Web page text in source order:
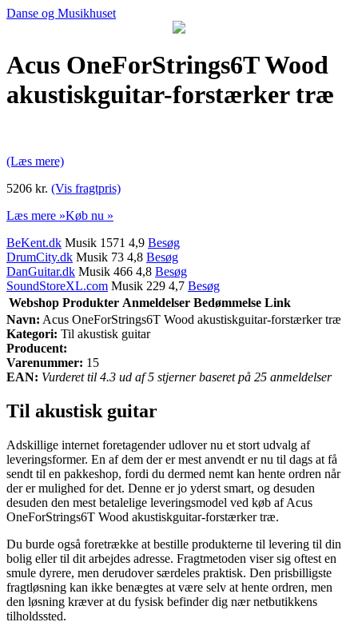
Danse og Musikhuset
Acus OneForStrings6T Wood
akustiskguitar-forstærker træ
(Læs mere)
5206 kr. (Vis fragtpris)
Læs mere »Køb nu »
BeKent.dk Musik 1571 4,9 Besøg
DrumCity.dk Musik 73 4,8 Besøg
DanGuitar.dk Musik 466 4,8 Besøg
SoundStoreXL.com Musik 229 4,7 Besøg
Webshop Produkter Anmeldelser Bedømmelse Link
Navn: Acus OneForStrings6T Wood akustiskguitar-forstærker træ
Kategori: Til akustisk guitar
Producent:
Varenummer: 15
EAN: Vurderet til 4.3 ud af 5 stjerner baseret på 25 anmeldelser
Til akustisk guitar
Adskillige internet foretagender udlover nu et stort udvalg af
leveringsformer. En af dem der er mest anvendt er nu til dags at få
sendt til en pakkeshop, fordi du dermed nemt kan hente ordren når
der er mulighed for det. Denne er jo yderst smart, og desuden
desuden den mest betalelige leveringsmodel ved køb af Acus
OneForStrings6T Wood akustiskguitar-forstærker træ.
Du burde også foretrække at bestille produkterne til levering til din
bolig eller til dit arbejdes adresse. Fragtmetoden viser sig oftest en
smule dyrere, men derudover særdeles praktisk. Den prisbilligste
fragtløsning kan ikke benægtes at være selv at hente ordren, men
den løsning kræver at du fysisk befinder dig nær netbutikkens
tilholdssted.